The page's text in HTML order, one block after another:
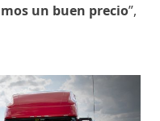
un buen precio”,